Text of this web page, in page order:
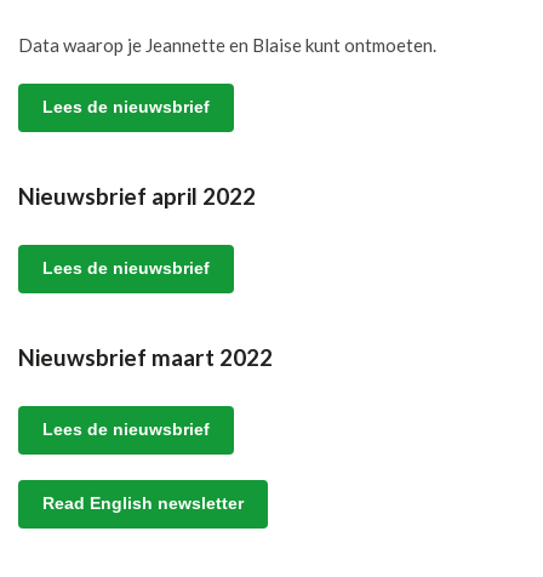
Data waarop je Jeannette en Blaise kunt ontmoeten.
Lees de nieuwsbrief
Nieuwsbrief april 2022
Lees de nieuwsbrief
Nieuwsbrief maart 2022
Lees de nieuwsbrief
Read English newsletter